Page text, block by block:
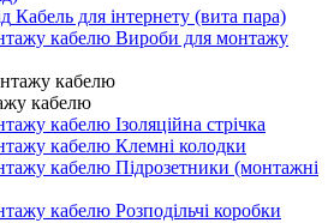
Кабель для інтернету (вита пара)
Вироби для монтажу
кабелю
кабелю
Ізоляційна стрічка
Клемні колодки
Підрозетники (монтажні
Розподільчі коробки